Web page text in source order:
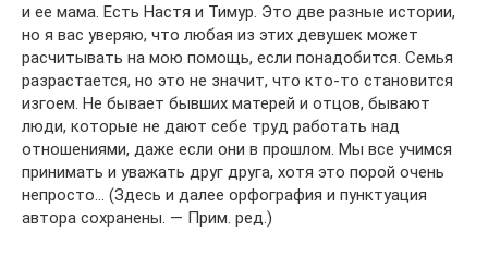
и ее мама. Есть Настя и Тимур. Это две разные истории,
но я вас уверяю, что любая из этих девушек может
расчитывать на мою помощь, если понадобится. Семья
разрастается, но это не значит, что кто-то становится
изгоем. Не бывает бывших матерей и отцов, бывают
люди, которые не дают себе труд работать над
отношениями, даже если они в прошлом. Мы все учимся
принимать и уважать друг друга, хотя это порой очень
непросто… (Здесь и далее орфография и пунктуация
автора сохранены. — Прим. ред.)